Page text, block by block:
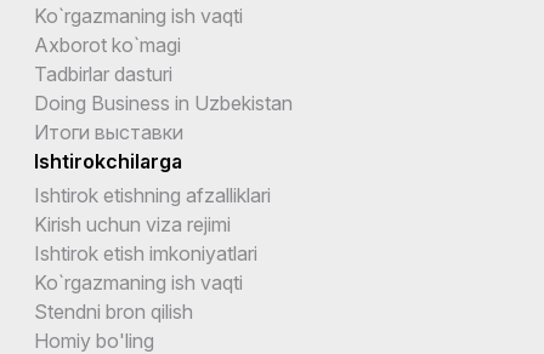
Ko`rgazmaning ish vaqti
Axborot ko`magi
Tadbirlar dasturi
Doing Business in Uzbekistan
Итоги выставки
Ishtirokchilarga
Ishtirok etishning afzalliklari
Kirish uchun viza rejimi
Ishtirok etish imkoniyatlari
Ko`rgazmaning ish vaqti
Stendni bron qilish
Homiy bo'ling